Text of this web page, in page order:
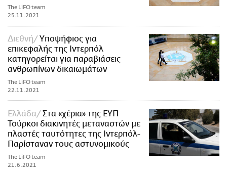
The LiFO team
25.11.2021
Διεθνή
Yποψήφιος για
επικεφαλής της Ιντερπόλ
κατηγορείται για παραβιάσεις
ανθρωπίνων δικαιωμάτων
The LiFO team
22.11.2021
Ελλάδα
Στα «χέρια» της ΕΥΠ
Τούρκοι διακινητές μεταναστών με
πλαστές ταυτότητες της Ιντερπόλ-
Παρίσταναν τους αστυνομικούς
The LiFO team
21.6.2021